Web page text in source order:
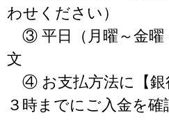
わせください）
③ 平日（月曜～金曜
文
④ お支払方法に【銀
３時までにご入金を